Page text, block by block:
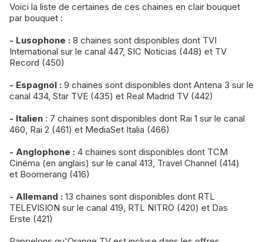
Voici la liste de certaines de ces chaines en clair bouquet
par bouquet :
- Lusophone : 8 chaines sont disponibles dont TVI
International sur le canal 447, SIC Noticias (448) et TV
Record (450)
- Espagnol : 9 chaines sont disponibles dont Antena 3 sur le
canal 434, Star TVE (435) et Real Madrid TV (442)
- Italien : 7 chaines sont disponibles dont Rai 1 sur le canal
460, Rai 2 (461) et MediaSet Italia (466)
- Anglophone : 4 chaines sont disponibles dont TCM
Cinéma (en anglais) sur le canal 413, Travel Channel (414)
et Boomerang (416)
- Allemand : 13 chaines sont disponibles dont RTL
TELEVISION sur le canal 419, RTL NITRO (420) et Das
Erste (421)